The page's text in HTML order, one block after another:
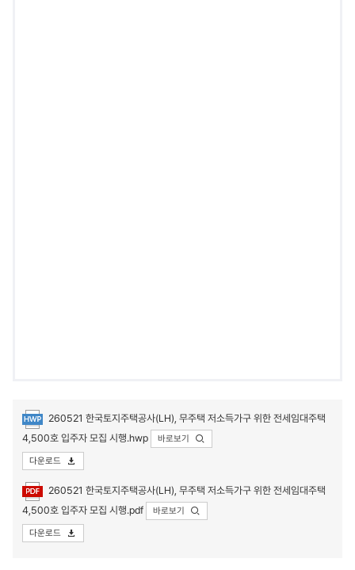
첨부파일
260521 한국토지주택공사(LH), 무주택 저소득가구 위한 전세임대주택
4,500호 입주자 모집 시행.hwp
바로보기
다운로드
260521 한국토지주택공사(LH), 무주택 저소득가구 위한 전세임대주택
4,500호 입주자 모집 시행.pdf
바로보기
다운로드